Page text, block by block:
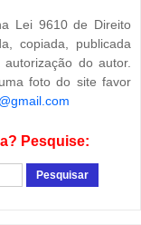
Lei 9610 de Direito
copiada, publicada
do autor.
foto do site favor
Pesquise: